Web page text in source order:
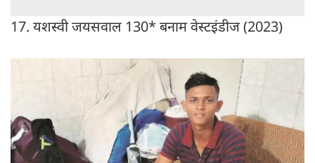
17. यशस्वी जयसवाल 130* बनाम वेस्टइंडीज (2023)